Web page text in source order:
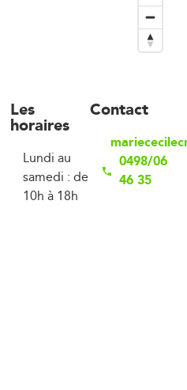
Les
horaires
Lundi au
samedi : de
10h à 18h
Contact
0498/06
46 35